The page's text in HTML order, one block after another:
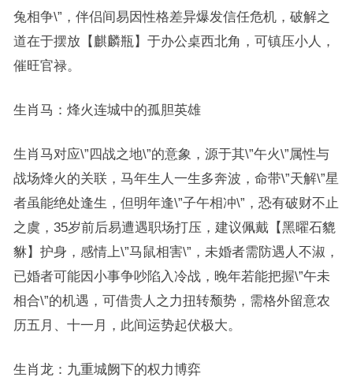
兔相争\”，伴侣间易因性格差异爆发信任危机，破解之
道在于摆放【麒麟瓶】于办公桌西北角，可镇压小人，
催旺官禄。
生肖马：烽火连城中的孤胆英雄
生肖马对应\”四战之地\”的意象，源于其\”午火\”属性与
战场烽火的关联，马年生人一生多奔波，命带\”天解\”星
者虽能绝处逢生，但明年逢\”子午相冲\”，恐有破财不止
之虞，35岁前后易遭遇职场打压，建议佩戴【黑曜石貔
貅】护身，感情上\”马鼠相害\”，未婚者需防遇人不淑，
已婚者可能因小事争吵陷入冷战，晚年若能把握\”午未
相合\”的机遇，可借贵人之力扭转颓势，需格外留意农
历五月、十一月，此间运势起伏极大。
生肖龙：九重城阙下的权力博弈